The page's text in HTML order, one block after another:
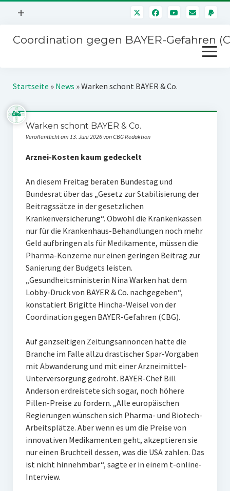
Menü
+
Mitmachen
Kontakt
Impressum
Störfälle
Coordination gegen BAYER-Gefahren
Menü
öffnen
Kampagnen
BAYER-Hauptversammlungen
Stichwort BAYER
Startseite » News »Warken schont BAYER & Co.
Warken schont BAYER & Co.
Veröffentlicht am 13. Juni 2026 von CBG Redaktion
Arznei-Kosten kaum gedeckelt
An diesem Freitag beraten Bundestag und
Bundesrat über das „Gesetz zur Stabilisierung der
Beitragssätze in der gesetzlichen
Krankenversicherung“. Obwohl die Krankenkassen
nur für die Krankenhaus-Behandlungen noch mehr
Geld aufbringen als für Medikamente, müssen die
Pharma-Konzerne nur einen geringen Beitrag zur
Sanierung der Budgets leisten.
„Gesundheitsministerin Nina Warken hat dem
Lobby-Druck von BAYER & Co. nachgegeben“,
konstatiert Brigitte Hincha-Weisel von der
Coordination gegen BAYER-Gefahren (CBG).
Auf ganzseitigen Zeitungsannoncen hatte die
Branche im Falle allzu drastischer Spar-Vorgaben
mit Abwanderung und mit einer Arzneimittel-
Unterversorgung gedroht. BAYER-Chef Bill
Anderson erdreistete sich sogar, noch höhere
Pillen-Preise zu fordern. „Alle europäischen
Regierungen wünschen sich Pharma- und Biotech-
Arbeitsplätze. Aber wenn es um die Preise von
innovativen Medikamenten geht, akzeptieren sie
nur einen Bruchteil dessen, was die USA zahlen. Das
ist nicht hinnehmbar“, sagte er in einem t-online-
Interview.